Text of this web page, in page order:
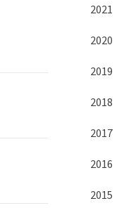
2021
2020
2019
2018
2017
2016
2015